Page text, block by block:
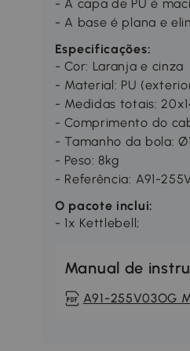
- A capa de PU é
- A base é plana e
Especificações:
- Cor: Laranja e cinza
- Material: PU
- Medidas totais:
- Comprimento do
- Tamanho da bola:
- Peso: 8kg
- Referência: A91-
O pacote inclui:
- 1x Kettlebell;
Manual de
A91-255V03OG